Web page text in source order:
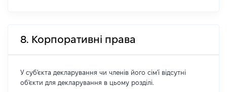
8. Корпоративні права
У суб'єкта декларування чи членів його сім'ї відсутні
об'єкти для декларування в цьому розділі.